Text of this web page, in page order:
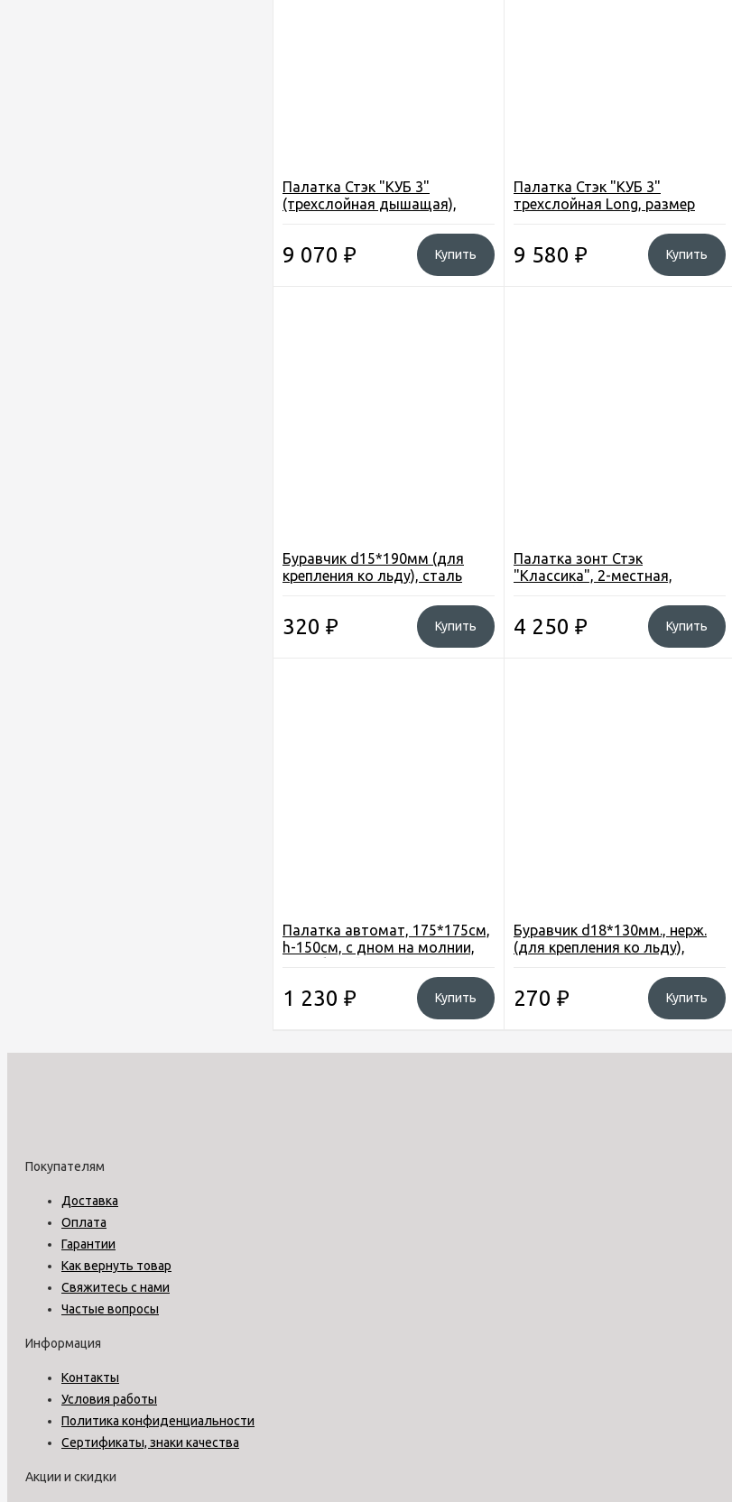
Палатка Стэк "КУБ 3"
(трехслойная дышащая),
9 070 ₽ Купить
Палатка Стэк "КУБ 3"
трехслойная Long, размер
9 580 ₽ Купить
Буравчик d15*190мм (для
крепления ко льду), сталь
320 ₽ Купить
Палатка зонт Стэк
"Классика", 2-местная,
4 250 ₽ Купить
Палатка автомат, 175*175см,
h-150см, с дном на молнии,
1 230 ₽ Купить
Буравчик d18*130мм., нерж.
(для крепления ко льду),
270 ₽ Купить
Покупателям
Доставка
Оплата
Гарантии
Как вернуть товар
Свяжитесь с нами
Частые вопросы
Информация
Контакты
Условия работы
Политика конфиденциальности
Сертификаты, знаки качества
Акции и скидки